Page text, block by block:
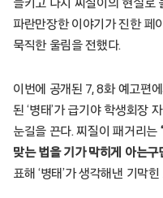
들키고 다시 찌질이의 현실로
파란만장한 이야기가 진한 페
묵직한 울림을 전했다.
이번에 공개된 7, 8화 예고편
된 ‘병태’가 급기야 학생회장
눈길을 끈다. 찌질이 패거리는
맞는 법을 기가 막히게 아는구
표해 ‘병태’가 생각해낸 기막